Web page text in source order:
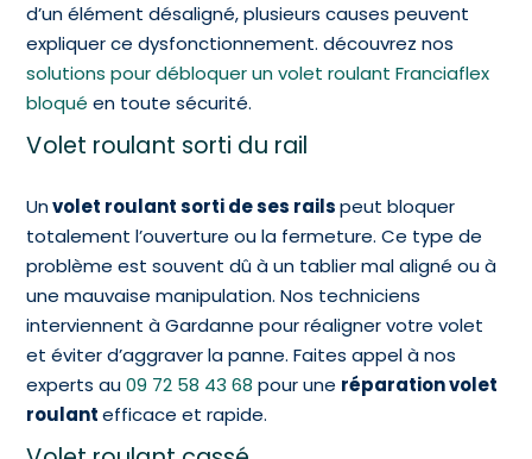
d’un élément désaligné, plusieurs causes peuvent
expliquer ce dysfonctionnement. découvrez nos
solutions pour débloquer un volet roulant Franciaflex
bloqué en toute sécurité.
Volet roulant sorti du rail
Unvolet roulant sorti de ses railspeut bloquer
totalement l’ouverture ou la fermeture. Ce type de
problème est souvent dû à un tablier mal aligné ou à
une mauvaise manipulation. Nos techniciens
interviennent à Gardanne pour réaligner votre volet
et éviter d’aggraver la panne. Faites appel à nos
experts au09 72 58 43 68 pour une réparation volet
roulantefficace et rapide.